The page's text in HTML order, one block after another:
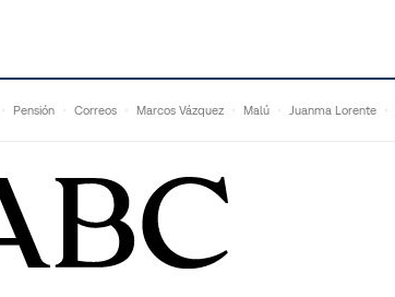
Pensión Correos Marcos Vázquez Malú Juanma Lorente